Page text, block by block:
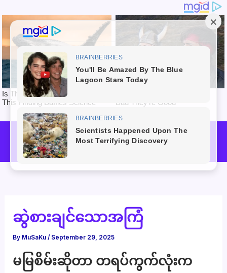
content
ဆွဲစားချင်သောအကြံ
By MuSaKu/ September 29, 2025
မမြစိမ်းဆိုတာ တရပ်ကွက်လုံးက